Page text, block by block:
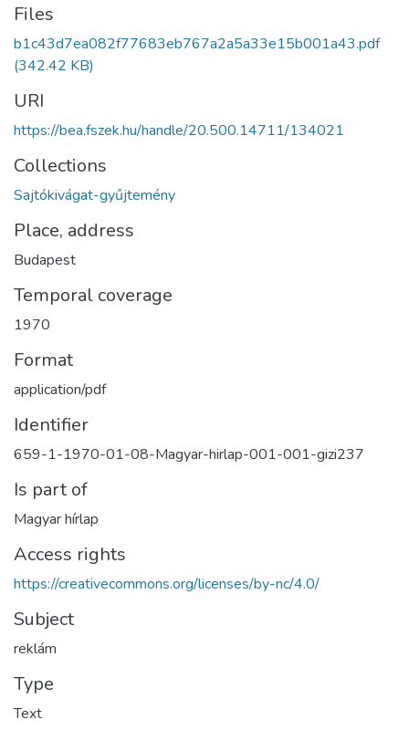
Files
b1c43d7ea082f77683eb767a2a5a33e15b001a43.pdf
(342.42 KB)
URI
https://bea.fszek.hu/handle/20.500.14711/134021
Collections
Sajtókivágat-gyűjtemény
Place, address
Budapest
Temporal coverage
1970
Format
application/pdf
Identifier
659-1-1970-01-08-Magyar-hirlap-001-001-gizi237
Is part of
Magyar hírlap
Access rights
https://creativecommons.org/licenses/by-nc/4.0/
Subject
reklám
Type
Text